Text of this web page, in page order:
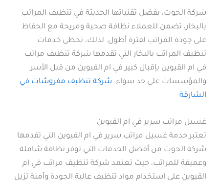
شركة الحوت، بفضل تقنياتها الحديثة في تنظيف المراتب
بالبخار، تضمن للعملاء نظافة صحية ومريحة مع الحفاظ
على جودة المراتب لفترة أطول. لذلك، تحظى خدمات
تنظيف المراتب بالبخار التي تقدمها شركة تنظيف مراتب
في ام القيوين بإقبال كبير في ام القيوين من قبل الأسر
والمؤسسات على حد سواء. شركة تنظيف مفروشات في
الشارقة
غسيل مراتب سرير في ام القيوين
تعتبر خدمة غسيل مراتب سرير في ام القيوين التي تقدمها
شركة الحوت من أفضل الخدمات التي توفر نظافة شاملة
وعميقة للمراتب، حيث تعتمد شركة تنظيف مراتب في ام
القيوين على استخدام مواد تنظيف عالية الجودة وآمنة تزيل